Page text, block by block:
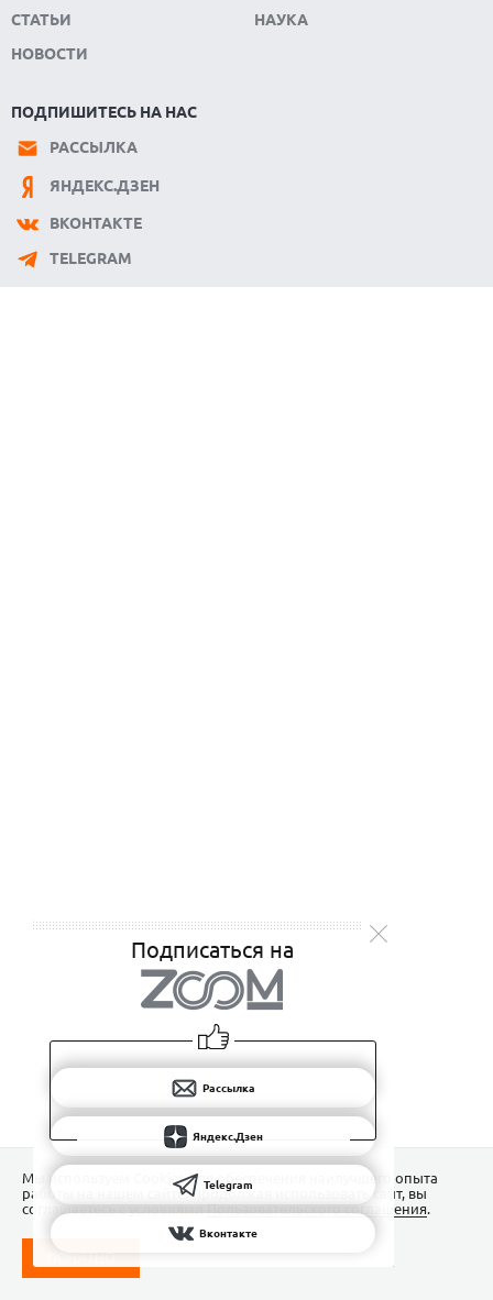
КАТАЛОГ
СТАТЬИ
СОФТ
ПОДПИШИТЕСЬ НА НАС
ЯНДЕКС.ДЗЕН
ВКОНТАКТЕ
Подписаться на
Рассылка
Яндекс.Дзен
Telegram
Вконтакте
Мы используем Сookies для обеспечения наилучшего опыта
работы на нашем сайте. Продолжая использовать сайт, вы
соглашаетесь с условиямиПользовательского соглашения.
ПОНЯТНО